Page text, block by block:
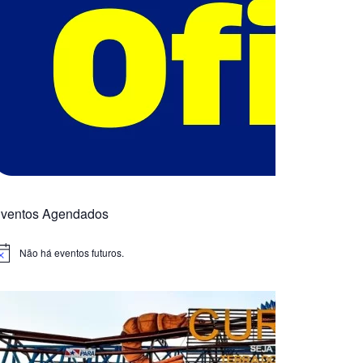
Agendados
Não há eventos futuros.